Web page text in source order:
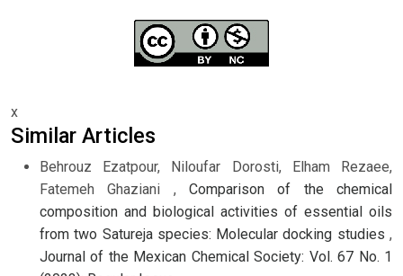
x
Similar Articles
Behrouz Ezatpour, Niloufar Dorosti, Elham Rezaee,
Fatemeh Ghaziani , Comparison of the chemical
composition and biological activities of essential oils
from two Satureja species: Molecular docking studies ,
Journal of the Mexican Chemical Society: Vol. 67 No. 1